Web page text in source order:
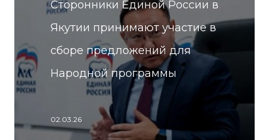
Сторонники Единой России в
Якутии принимают участие в
сборе предложений для
Народной программы
02.03.26